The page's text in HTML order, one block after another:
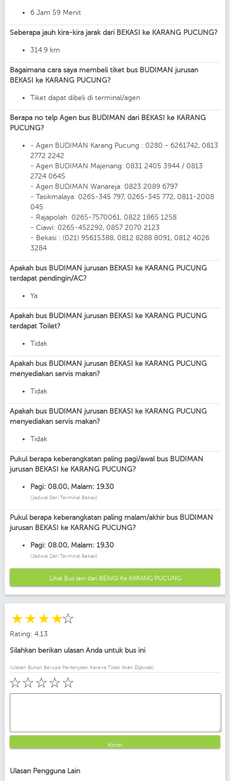
6 Jam 59 Menit
Seberapa jauh kira-kira jarak dari BEKASI ke KARANG PUCUNG?
314.9 km
Bagaimana cara saya membeli tiket bus BUDIMAN jurusan
BEKASI ke KARANG PUCUNG?
Tiket dapat dibeli di terminal/agen
Berapa no telp Agen bus BUDIMAN dari BEKASI ke KARANG
PUCUNG?
- Agen BUDIMAN Karang Pucung : 0280 - 6261742, 0813
2772 2242
- Agen BUDIMAN Majenang: 0831 2405 3944 / 0813
2724 0645
- Agen BUDIMAN Wanareja: 0823 2089 6797
- Tasikmalaya: 0265-345 797, 0265-345 772, 0811-2008
045
- Rajapolah 0265-7570061, 0822 1865 1258
- Ciawi: 0265-452292, 0857 2070 2123
- Bekasi : (021) 95615388, 0812 8288 8091, 0812 4026
3284
Apakah bus BUDIMAN jurusan BEKASI ke KARANG PUCUNG
terdapat pendingin/AC?
Ya
Apakah bus BUDIMAN jurusan BEKASI ke KARANG PUCUNG
terdapat Toilet?
Tidak
Apakah bus BUDIMAN jurusan BEKASI ke KARANG PUCUNG
menyediakan servis makan?
Tidak
Apakah bus BUDIMAN jurusan BEKASI ke KARANG PUCUNG
menyediakan servis makan?
Tidak
Pukul berapa keberangkatan paling pagi/awal bus BUDIMAN
jurusan BEKASI ke KARANG PUCUNG?
Pagi: 08.00, Malam: 19.30
(Jadwal Dari Terminal Bekasi)
Pukul berapa keberangkatan paling malam/akhir bus BUDIMAN
jurusan BEKASI ke KARANG PUCUNG?
Pagi: 08.00, Malam: 19.30
(Jadwal Dari Terminal Bekasi)
Lihat Bus lain dari BEKASI Ke KARANG PUCUNG
☆
☆
☆
☆
☆
Rating: 4.13
Silahkan berikan ulasan Anda untuk bus ini
(Ulasan Bukan Berupa Pertanyaan Karena Tidak Akan Dijawab)
☆
☆
☆
☆
☆
Kirim
Ulasan Pengguna Lain